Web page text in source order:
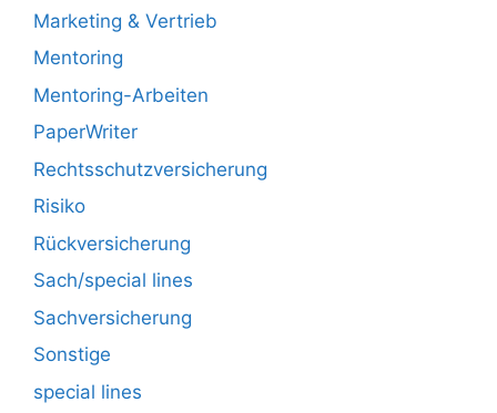
Marketing & Vertrieb
Mentoring
Mentoring-Arbeiten
PaperWriter
Rechtsschutzversicherung
Risiko
Rückversicherung
Sach/special lines
Sachversicherung
Sonstige
special lines